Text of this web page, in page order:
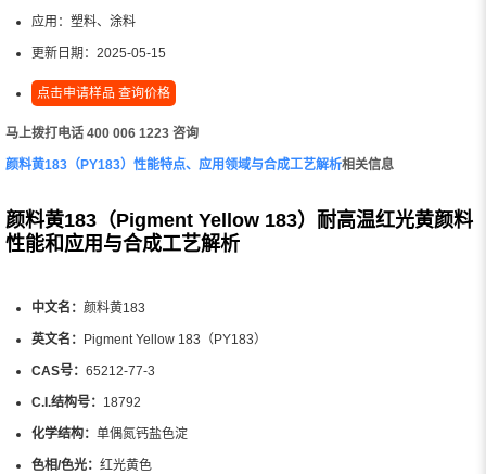
应用： 塑料、涂料
更新日期： 2025-05-15
点击申请样品 查询价格
马上拨打电话 400 006 1223 咨询
颜料黄183（PY183）性能特点、应用领域与合成工艺解析相关信息
颜料黄183（Pigment Yellow 183）耐高温红光黄颜料
性能和应用与合成工艺解析
中文名： 颜料黄183
英文名： Pigment Yellow 183（PY183）
CAS号： 65212-77-3
C.I.结构号： 18792
化学结构： 单偶氮钙盐色淀
色相/色光： 红光黄色